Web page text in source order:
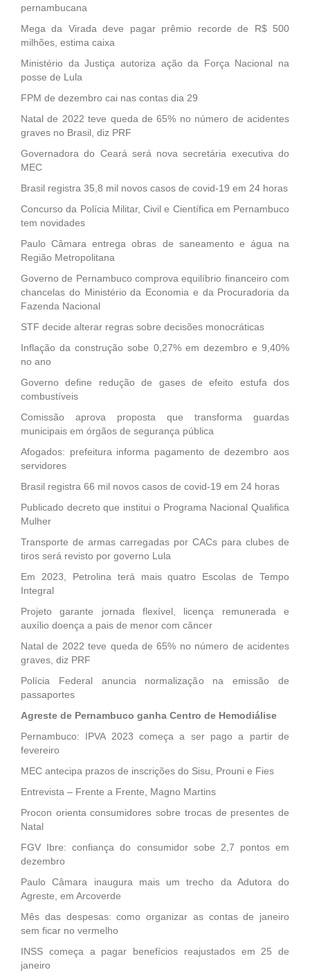
pernambucana
Mega da Virada deve pagar prêmio recorde de R$ 500
milhões, estima caixa
Ministério da Justiça autoriza ação da Força Nacional na
posse de Lula
FPM de dezembro cai nas contas dia 29
Natal de 2022 teve queda de 65% no número de acidentes
graves no Brasil, diz PRF
Governadora do Ceará será nova secretária executiva do
MEC
Brasil registra 35,8 mil novos casos de covid-19 em 24 horas
Concurso da Polícia Militar, Civil e Científica em Pernambuco
tem novidades
Paulo Câmara entrega obras de saneamento e água na
Região Metropolitana
Governo de Pernambuco comprova equilíbrio financeiro com
chancelas do Ministério da Economia e da Procuradoria da
Fazenda Nacional
STF decide alterar regras sobre decisões monocráticas
Inflação da construção sobe 0,27% em dezembro e 9,40%
no ano
Governo define redução de gases de efeito estufa dos
combustíveis
Comissão aprova proposta que transforma guardas
municipais em órgãos de segurança pública
Afogados: prefeitura informa pagamento de dezembro aos
servidores
Brasil registra 66 mil novos casos de covid-19 em 24 horas
Publicado decreto que institui o Programa Nacional Qualifica
Mulher
Transporte de armas carregadas por CACs para clubes de
tiros será revisto por governo Lula
Em 2023, Petrolina terá mais quatro Escolas de Tempo
Integral
Projeto garante jornada flexível, licença remunerada e
auxílio doença a pais de menor com câncer
Natal de 2022 teve queda de 65% no número de acidentes
graves, diz PRF
Polícia Federal anuncia normalização na emissão de
passaportes
Agreste de Pernambuco ganha Centro de Hemodiálise
Pernambuco: IPVA 2023 começa a ser pago a partir de
fevereiro
MEC antecipa prazos de inscrições do Sisu, Prouni e Fies
Entrevista – Frente a Frente, Magno Martins
Procon orienta consumidores sobre trocas de presentes de
Natal
FGV Ibre: confiança do consumidor sobe 2,7 pontos em
dezembro
Paulo Câmara inaugura mais um trecho da Adutora do
Agreste, em Arcoverde
Mês das despesas: como organizar as contas de janeiro
sem ficar no vermelho
INSS começa a pagar benefícios reajustados em 25 de
janeiro